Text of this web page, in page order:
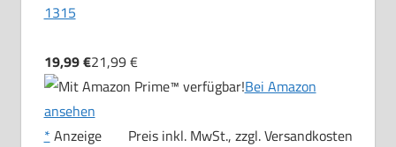
1315
19,99 €21,99 €
Bei Amazon
ansehen
* Anzeige
Preis inkl. MwSt., zzgl. Versandkosten